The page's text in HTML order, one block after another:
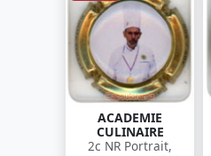
ACADEMIE
CULINAIRE
2c NR Portrait,